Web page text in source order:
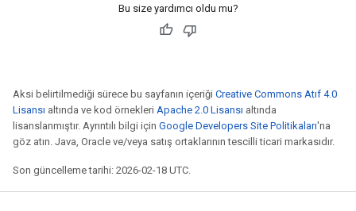
Bu size yardımcı oldu mu?
Aksi belirtilmediği sürece bu sayfanın içeriği Creative Commons Atıf 4.0
Lisansı altında ve kod örnekleri Apache 2.0 Lisansı altında
lisanslanmıştır. Ayrıntılı bilgi için Google Developers Site Politikaları'na
göz atın. Java, Oracle ve/veya satış ortaklarının tescilli ticari markasıdır.
Son güncelleme tarihi: 2026-02-18 UTC.